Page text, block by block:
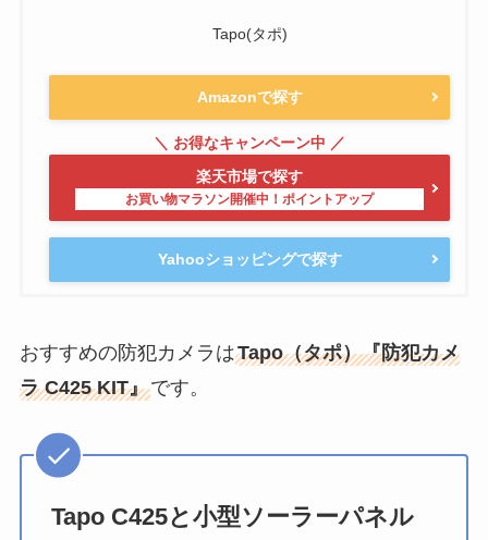
Tapo(タポ)
Amazonで探す
楽天市場で探す
Yahooショッピングで探す
おすすめの防犯カメラはTapo（タポ）『防犯カメ
ラ C425 KIT』です。
Tapo C425と小型ソーラーパネル